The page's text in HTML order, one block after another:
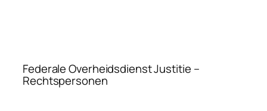
Federale Overheidsdienst Justitie –
Rechtspersonen